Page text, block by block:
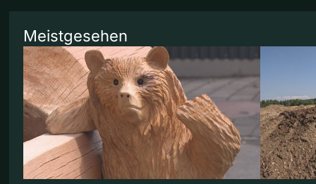
Meistgesehen